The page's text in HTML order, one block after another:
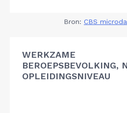
Bron: CBS
WERKZAME
BEROEPSBEVOLKING,
OPLEIDINGSNIVEAU